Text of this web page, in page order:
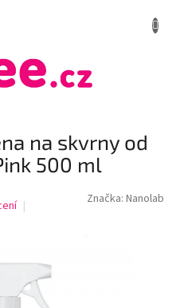
na skvrny od
500 ml
Značka: Nanolab